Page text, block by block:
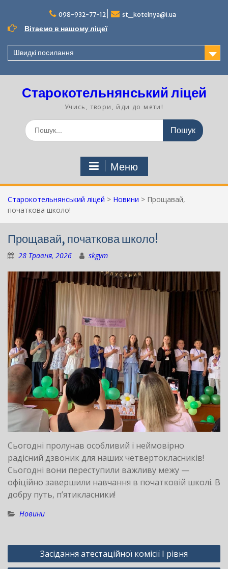
вмісту
098-932-77-12 st_kotelnya@i.ua
Вітаємо в нашому ліцеї
Швидкі посилання
Старокотельнянський ліцей
Учись, твори, йди до мети!
Шукати:
Меню
Старокотельнянський ліцей > Новини > Прощавай,
початкова школо!
Прощавай, початкова школо!
28 Травня, 2026 skgym
Сьогодні пролунав особливий і неймовірно
радісний дзвоник для наших четвертокласників!
Сьогодні вони переступили важливу межу —
офіційно завершили навчання в початковій школі. В
добру путь, п’ятикласники!
Новини
Навігація
записів
Засідання атестаційної комісії І рівня